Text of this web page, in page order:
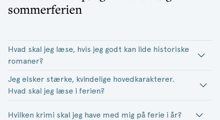
sommerferien
Hvad skal jeg læse, hvis jeg godt kan lide historiske
romaner?
Jeg elsker stærke, kvindelige hovedkarakterer.
Hvad skal jeg læse i ferien?
Hvilken krimi skal jeg have med mig på ferie i år?